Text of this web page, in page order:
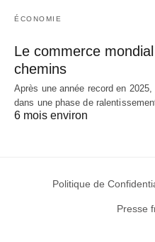
ÉCONOMIE
Le commerce
chemins
Après une année record en
dans une phase de
6 mois environ
Politique de
Presse